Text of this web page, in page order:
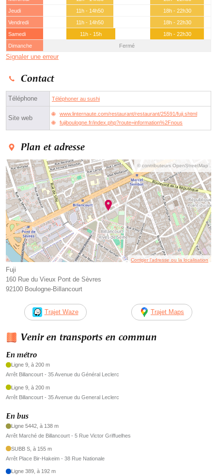
Jeudi
11h - 14h50
18h - 22h30
Vendredi
11h - 14h50
18h - 22h30
Samedi
11h - 15h
18h - 22h30
Dimanche
Fermé
Signaler une erreur
Contact
Téléphone Téléphoner au sushi
Site web
www.linternaute.com/restaurant/restaurant/25591/fuji.shtml
fujiboulogne.fr/index.php?route=information%2Fnous
Plan et adresse
© contributeurs OpenStreetMap
Corriger l’adresse ou la localisation
Fuji
160 Rue du Vieux Pont de Sèvres
92100 Boulogne-Billancourt
Trajet Waze Trajet Maps
Venir en transports en commun
En métro
Ligne 9, à 200 m
Arrêt Billancourt - 35 Avenue du Général Leclerc
Ligne 9, à 200 m
Arrêt Billancourt - 35 Avenue du General Leclerc
En bus
Ligne 5442, à 138 m
Arrêt Marché de Billancourt - 5 Rue Victor Griffuelhes
SUBB S, à 155 m
Arrêt Place Bir-Hakeim - 38 Rue Nationale
Ligne 389, à 192 m